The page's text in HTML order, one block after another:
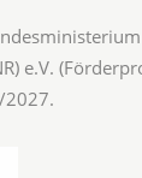
e.V.
2027.